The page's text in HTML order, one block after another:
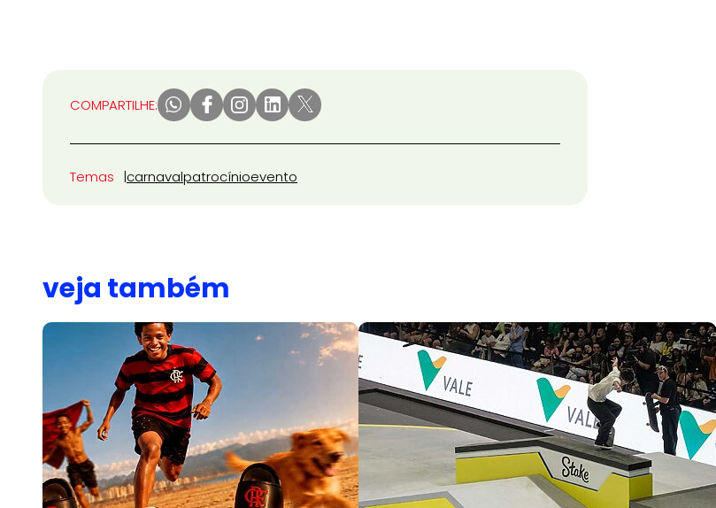
COMPARTILHE:
Temas carnavalpatrocínioevento
veja também